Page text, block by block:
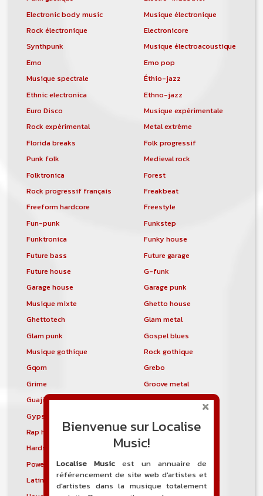
Electronic body music
Musique électronique
Rock électronique
Electronicore
Synthpunk
Musique électroacoustique
Emo
Emo pop
Musique spectrale
Éthio-jazz
Ethnic electronica
Ethno-jazz
Euro Disco
Musique expérimentale
Rock expérimental
Metal extrême
Florida breaks
Folk progressif
Punk folk
Medieval rock
Folktronica
Forest
Rock progressif français
Freakbeat
Freeform hardcore
Freestyle
Fun-punk
Funkstep
Funktronica
Funky house
Future bass
Future garage
Future house
G-funk
Garage house
Garage punk
Musique mixte
Ghetto house
Ghettotech
Glam metal
Glam punk
Gospel blues
Musique gothique
Rock gothique
Gqom
Grebo
Grime
Groove metal
Guajira
Guaracha
Gypsy punk
Rap hardcore
Industrial hardcore
Hardstep
Hardstyle
Power noise
Heavenly voices
Latin metal
Musique hindoustanie
Bienvenue sur Localise
Music!
Localise Music est un annuaire de
référencement de site web d'artistes et
d'artistes dans la musique totalement